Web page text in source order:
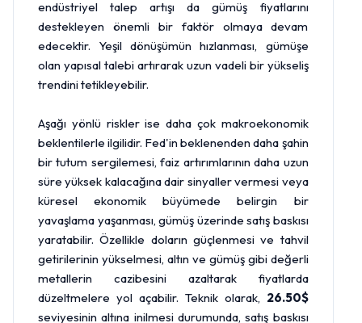
endüstriyel talep artışı da gümüş fiyatlarını
destekleyen önemli bir faktör olmaya devam
edecektir. Yeşil dönüşümün hızlanması, gümüşe
olan yapısal talebi artırarak uzun vadeli bir yükseliş
trendini tetikleyebilir.
Aşağı yönlü riskler ise daha çok makroekonomik
beklentilerle ilgilidir. Fed'in beklenenden daha şahin
bir tutum sergilemesi, faiz artırımlarının daha uzun
süre yüksek kalacağına dair sinyaller vermesi veya
küresel ekonomik büyümede belirgin bir
yavaşlama yaşanması, gümüş üzerinde satış baskısı
yaratabilir. Özellikle doların güçlenmesi ve tahvil
getirilerinin yükselmesi, altın ve gümüş gibi değerli
metallerin cazibesini azaltarak fiyatlarda
düzeltmelere yol açabilir. Teknik olarak, 26.50$
seviyesinin altına inilmesi durumunda, satış baskısı